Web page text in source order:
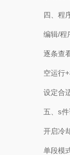
四、程序
编辑/程序
逐条查看
空运行+机
设定合适
五、s件
开启冷却
单段模式